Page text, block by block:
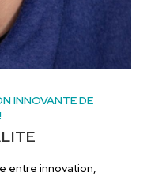
INNOVANTE DE
entre innovation,